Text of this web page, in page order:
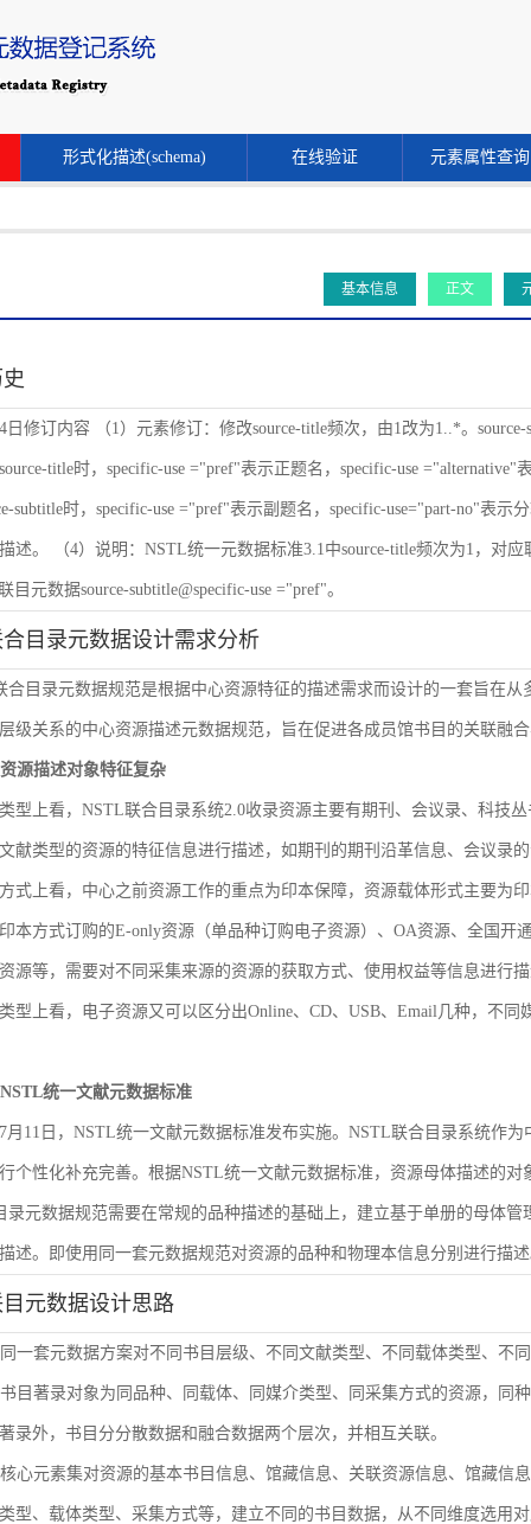
形式化描述(schema) 在线验证 元素属性查询
基本信息 正文
日修订内容 （1）元素修订：修改source-title频次，由1改为1..*。
title时，specific-use ="pref"表示正题名，specific-use
subtitle时，specific-use ="pref"表示副题名，specific-use="part-no"表示
述。 （4）说明：NSTL统一元数据标准3.1中source-title频次为1，对应
目元数据source-subtitle@specific-use ="pref"。
目录元数据设计需求分析
合目录元数据规范是根据中心资源特征的描述需求而设计的一套旨在
级关系的中心资源描述元数据规范，旨在促进各成员馆书目的关联融
源描述对象特征复杂
型上看，NSTL联合目录系统2.0收录资源主要有期刊、会议录、科技
献类型的资源的特征信息进行描述，如期刊的期刊沿革信息、会议录
式上看，中心之前资源工作的重点为印本保障，资源载体形式主要为
本方式订购的E-only资源（单品种订购电子资源）、OA资源、全国开
源等，需要对不同采集来源的资源的获取方式、使用权益等信息进行
型上看，电子资源又可以区分出Online、CD、USB、Email几种，不
统一文献元数据标准
月11日，NSTL统一文献元数据标准发布实施。NSTL联合目录系统作
个性化补充完善。根据NSTL统一文献元数据标准，资源母体描述的
录元数据规范需要在常规的品种描述的基础上，建立基于单册的母体
述。即使用同一套元数据规范对资源的品种和物理本信息分别进行描
元数据设计思路
一套元数据方案对不同书目层级、不同文献类型、不同载体类型、不
目著录对象为同品种、同载体、同媒介类型、同采集方式的资源，同
录外，书目分分散数据和融合数据两个层次，并相互关联。
心元素集对资源的基本书目信息、馆藏信息、关联资源信息、馆藏信
型、载体类型、采集方式等，建立不同的书目数据，从不同维度选用